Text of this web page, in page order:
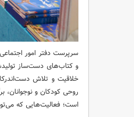
سرپرست دفتر امور اجتماعی
و کتاب‌های دست‌ساز
خلاقیت و تلاش
روحی کودکان و نوجوانان،
است؛ فعالیت‌هایی که